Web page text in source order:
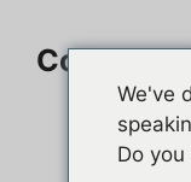
contenuComment
We've
Do